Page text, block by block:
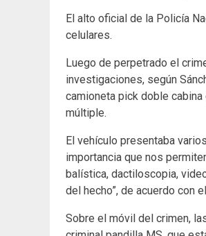
El alto oficial de la Policía
celulares.
Luego de perpetrado el
investigaciones, según
camioneta pick doble
múltiple.
El vehículo presentaba
importancia que nos
balística, dactiloscopia,
del hecho”, de acuerdo con
Sobre el móvil del crimen,